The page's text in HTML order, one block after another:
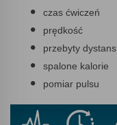
czas ćwiczeń
prędkość
przebyty dystans
spalone kalorie
pomiar pulsu